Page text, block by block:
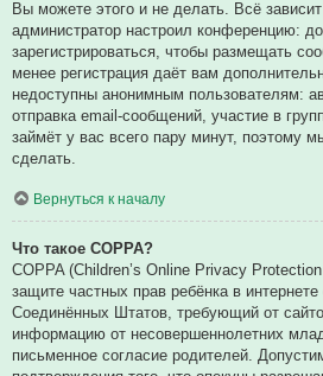
Вы можете этого и не делать. Всё зависит
администратор настроил конференцию:
зарегистрироваться, чтобы размещать
менее регистрация даёт вам
недоступны анонимным пользователям:
отправка email-сообщений, участие в
займёт у вас всего пару минут, поэтому
сделать.
Вернуться к началу
Что такое COPPA?
COPPA (Children’s Online Privacy
защите частных прав ребёнка в
Соединённых Штатов, требующий от
информацию от несовершеннолетних
письменное согласие родителей.